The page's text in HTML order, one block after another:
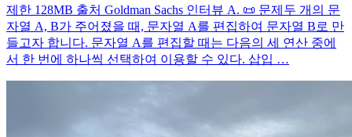
제한 128MB 출처 Goldman Sachs 인터뷰 A. 📜 문제두 개의 문
자열 A, B가 주어졌을 때, 문자열 A를 편집하여 문자열 B로 만
들고자 합니다. 문자열 A를 편집할 때는 다음의 세 연산 중에
서 한 번에 하나씩 선택하여 이용할 수 있다. 삽입 …